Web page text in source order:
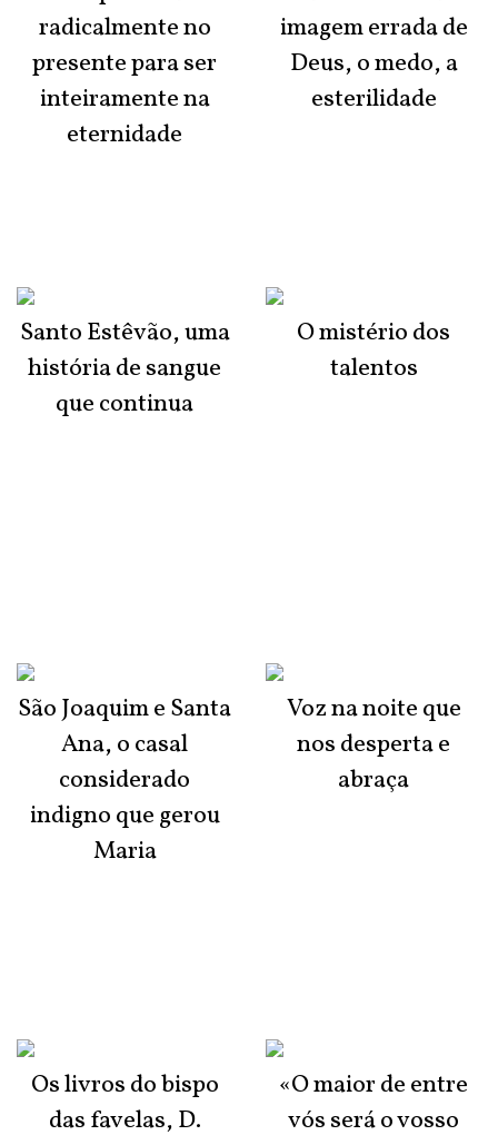
radicalmente no
presente para ser
inteiramente na
eternidade
Santo Estêvão, uma
história de sangue
que continua
São Joaquim e Santa
Ana, o casal
considerado
indigno que gerou
Maria
Os livros do bispo
das favelas, D.
imagem errada de
Deus, o medo, a
esterilidade
O mistério dos
talentos
Voz na noite que
nos desperta e
abraça
«O maior de entre
vós será o vosso